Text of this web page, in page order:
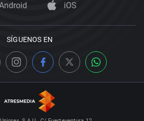
iOS
SÍGUENOS EN